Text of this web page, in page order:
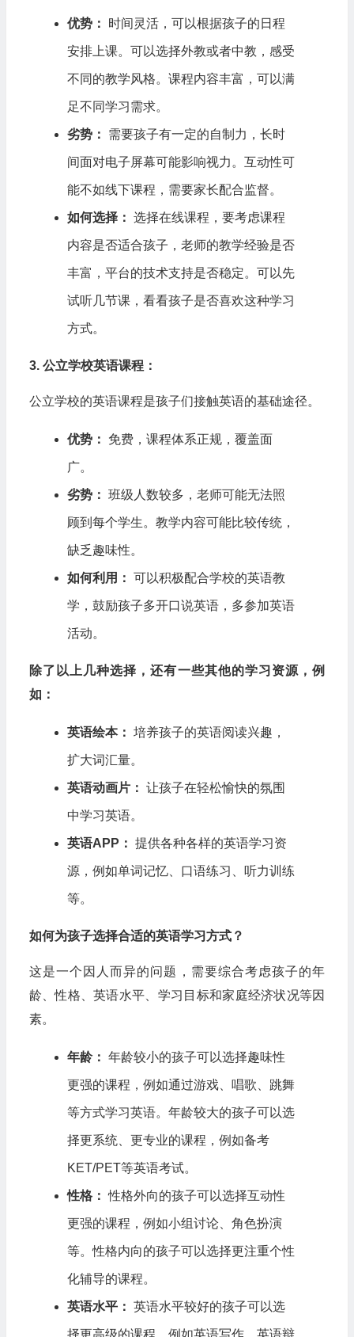
优势： 时间灵活，可以根据孩子的日程
安排上课。可以选择外教或者中教，感受
不同的教学风格。课程内容丰富，可以满
足不同学习需求。
劣势： 需要孩子有一定的自制力，长时
间面对电子屏幕可能影响视力。互动性可
能不如线下课程，需要家长配合监督。
如何选择： 选择在线课程，要考虑课程
内容是否适合孩子，老师的教学经验是否
丰富，平台的技术支持是否稳定。可以先
试听几节课，看看孩子是否喜欢这种学习
方式。
3. 公立学校英语课程：
公立学校的英语课程是孩子们接触英语的基础途径。
优势： 免费，课程体系正规，覆盖面
广。
劣势： 班级人数较多，老师可能无法照
顾到每个学生。教学内容可能比较传统，
缺乏趣味性。
如何利用： 可以积极配合学校的英语教
学，鼓励孩子多开口说英语，多参加英语
活动。
除了以上几种选择，还有一些其他的学习资源，例
如：
英语绘本： 培养孩子的英语阅读兴趣，
扩大词汇量。
英语动画片： 让孩子在轻松愉快的氛围
中学习英语。
英语APP： 提供各种各样的英语学习资
源，例如单词记忆、口语练习、听力训练
等。
如何为孩子选择合适的英语学习方式？
这是一个因人而异的问题，需要综合考虑孩子的年
龄、性格、英语水平、学习目标和家庭经济状况等因
素。
年龄： 年龄较小的孩子可以选择趣味性
更强的课程，例如通过游戏、唱歌、跳舞
等方式学习英语。年龄较大的孩子可以选
择更系统、更专业的课程，例如备考
KET/PET等英语考试。
性格： 性格外向的孩子可以选择互动性
更强的课程，例如小组讨论、角色扮演
等。性格内向的孩子可以选择更注重个性
化辅导的课程。
英语水平： 英语水平较好的孩子可以选
择更高级的课程，例如英语写作、英语辩